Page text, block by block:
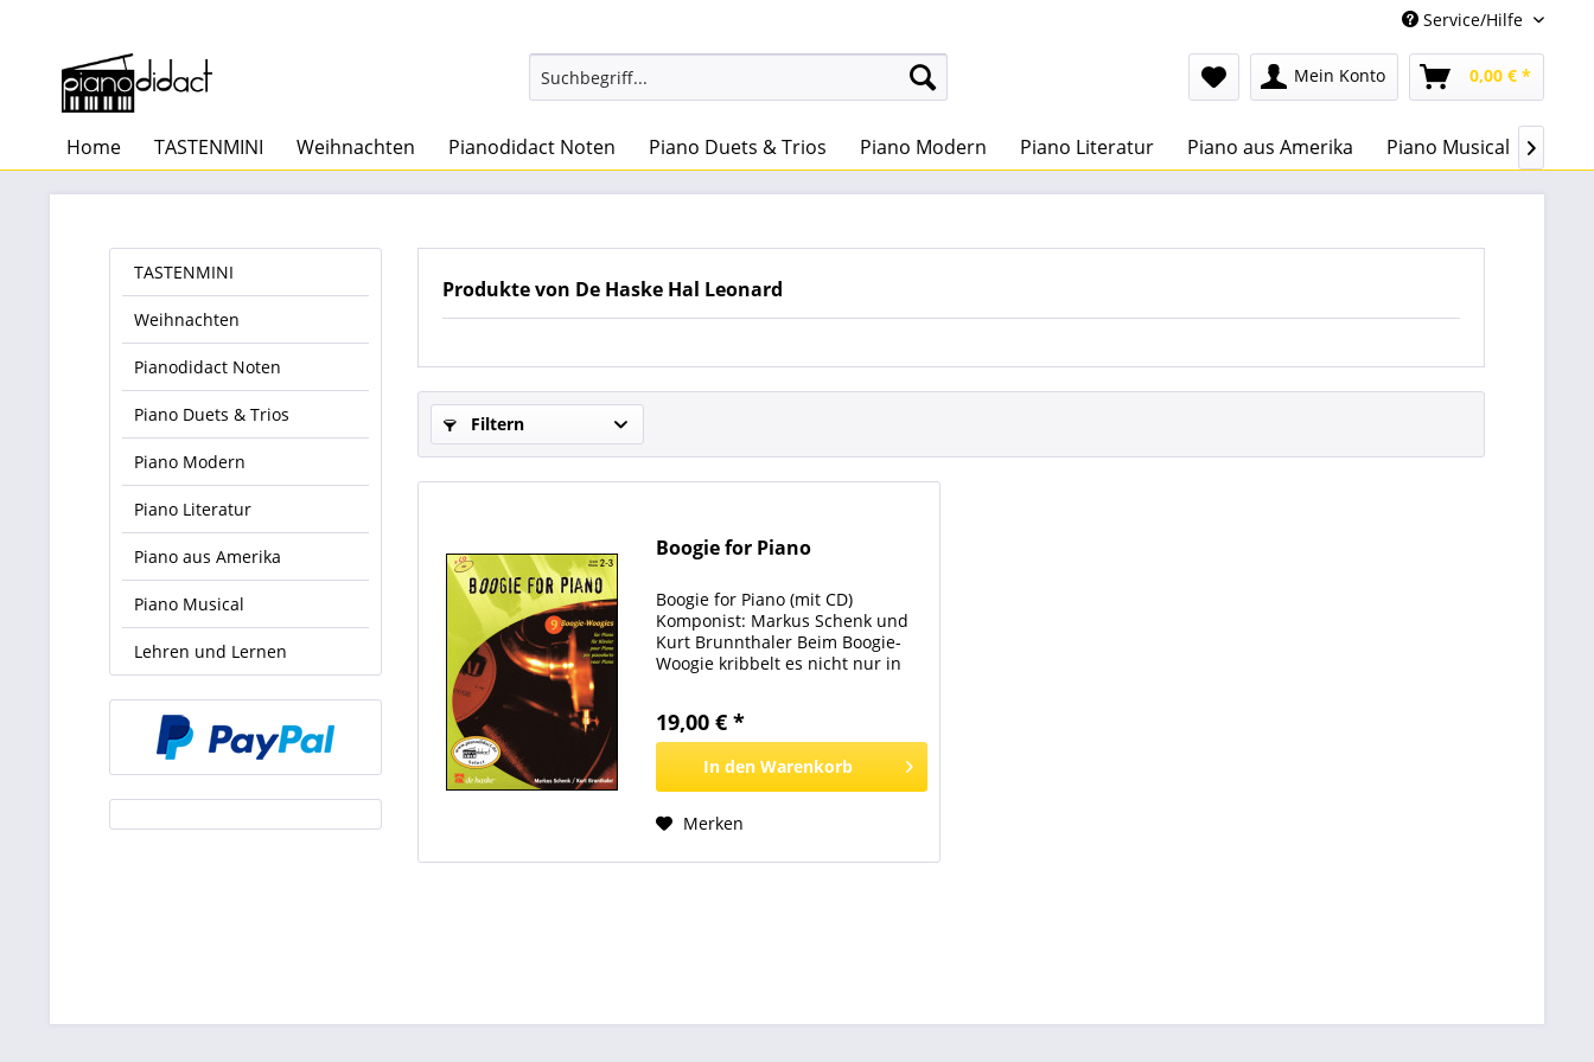
Service/Hilfe
Mein Konto 0,00 € *
Home TASTENMINI Weihnachten Pianodidact Noten Piano Duets & Trios Piano Modern Piano Literatur Piano aus Amerika Piano Musical 
TASTENMINI
Weihnachten
Pianodidact Noten
Piano Duets & Trios
Piano Modern
Piano Literatur
Piano aus Amerika
Piano Musical
Lehren und Lernen
Produkte von De Haske Hal Leonard
Filtern
Boogie for Piano
Boogie for Piano (mit CD)
Komponist: Markus Schenk und
Kurt Brunnthaler Beim Boogie-
Woogie kribbelt es nicht nur in
Mittelstufe gehend, sind die
Stücke leicht spielbar, da sie...
19,00 € *
In den Warenkorb
Merken